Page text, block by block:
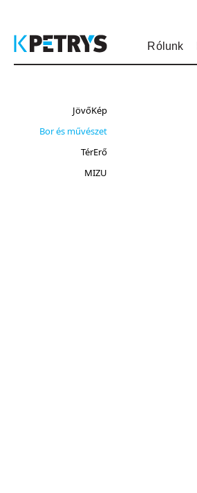
Rólunk
JövőKép
Bor és művészet
TérErő
MIZU